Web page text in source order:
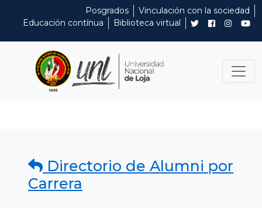
Posgrados
Vinculación con la sociedad
Educación contínua
Biblioteca virtual
Directorio de Alumni por
Carrera